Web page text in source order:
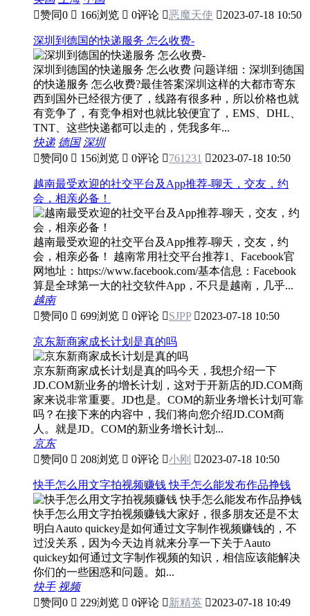
赞同0  166浏览  0评论 恶魔天使 2023-07-18 10:50
深圳到德国的快递服务 怎么收费-
深圳到德国的快递服务 怎么收费 问题详细：深圳到德国
的快递服务 怎么收费?最佳答案深圳这样的大都市寄东
西到国外已经很方便了，线路有很多种，所以价格也就
有竞争了，有竞争相对也就比较便宜了，EMS、DHL、
TNT、这些快递都可以走的，凭我多年...
快递 德国 深圳
赞同0  156浏览  0评论 761231 2023-07-18 10:50
越南最受欢迎的社交平台及App推荐-聊天，交友，约
会，相亲必备！
越南最受欢迎的社交平台及App推荐-聊天，交友，约
会，相亲必备！ 越南常用社交平台推荐1、Facebook官
网地址：https://www.facebook.com/基本信息：Facebook
算是全球第一大的社交软件App，不只是越南，几乎...
越南
赞同0  699浏览  0评论 SJPP 2023-07-18 10:50
京东新商家成长计划是真的吗
京东新商家成长计划是真的吗今天，我想介绍一下
JD.COM新业务的增长计划，这对于开新店的JD.COM商
家来说非常重要。JD也是。COM的新业务增长计划可靠
吗？在接下来的内容中，我们将向您介绍JD.COM商
人。就是JD。COM的新业务增长计划...
京东
赞同0  208浏览  0评论 小刚 2023-07-18 10:50
快手怎么用文字拍视频赚钱 快手怎么能发布作品挣钱
快手怎么用文字拍视频赚钱大家好，很多朋友还是不太
明白Aauto quickey是如何通过文字制作视频赚钱的，不
过没关系，因为今天边肖就来分享一下关于Aauto
quickey如何通过文字制作视频的知识，相信应该能解决
你们的一些困惑和问题。如...
快手 视频
赞同0  229浏览  0评论 新精英 2023-07-18 10:49